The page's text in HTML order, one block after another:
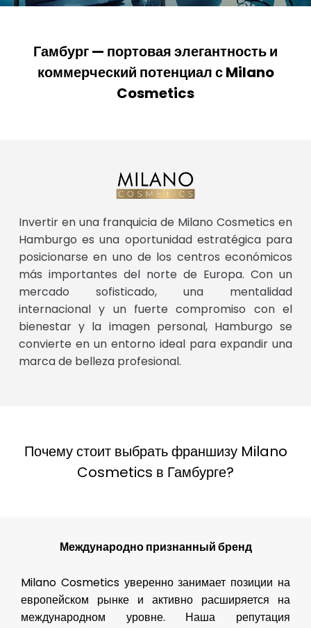
Гамбург — портовая элегантность и
коммерческий потенциал с Milano
Cosmetics
Invertir en una franquicia de Milano Cosmetics en
Hamburgo es una oportunidad estratégica para
posicionarse en uno de los centros económicos
más importantes del norte de Europa. Con un
mercado sofisticado, una mentalidad
internacional y un fuerte compromiso con el
bienestar y la imagen personal, Hamburgo se
convierte en un entorno ideal para expandir una
marca de belleza profesional.
Почему стоит выбрать франшизу Milano
Cosmetics в Гамбурге?
Международно признанный бренд
Milano Cosmetics уверенно занимает позиции на
европейском рынке и активно расширяется на
международном уровне. Наша репутация